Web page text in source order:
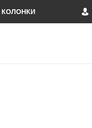
КОЛОНКИ